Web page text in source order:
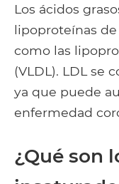
Los ácidos
lipoproteínas de
como las
(VLDL). LDL se
ya que puede
enfermedad
¿Qué son